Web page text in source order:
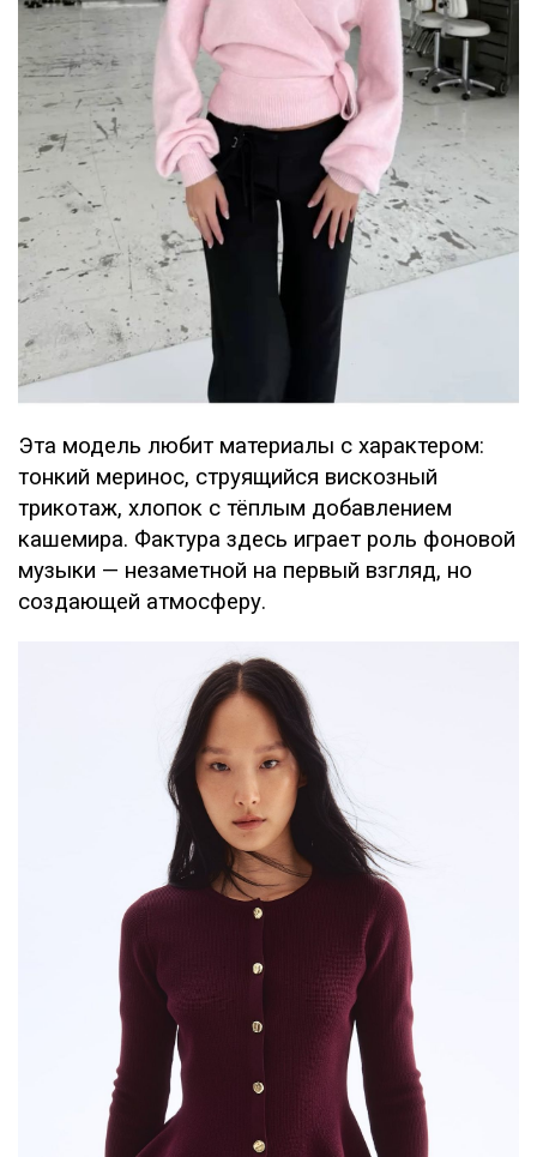
Эта модель любит материалы с характером:
тонкий меринос, струящийся вискозный
трикотаж, хлопок с тёплым добавлением
кашемира. Фактура здесь играет роль фоновой
музыки — незаметной на первый взгляд, но
создающей атмосферу.